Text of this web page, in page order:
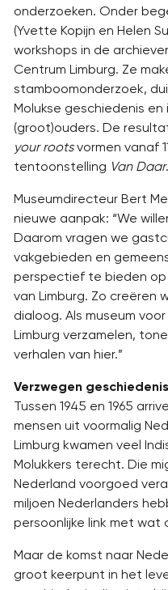
onderzoeken. Onder
(Yvette Kopijn en Helen
workshops in de
Centrum Limburg. Ze
stamboomonderzoek,
Molukse geschiedenis
(groot)ouders. De
your rootsvormen vanaf
tentoonstelling Van Daar.
Museumdirecteur Bert
nieuwe aanpak: “We
Daarom vragen we
vakgebieden en
perspectief te bieden
van Limburg. Zo creëren
dialoog. Als museum
Limburg verzamelen,
verhalen van hier.”
Verzwegen geschiedenis
Tussen 1945 en 1965
mensen uit voormalig
Limburg kwamen veel
Molukkers terecht. Die
Nederland voorgoed
miljoen Nederlanders
persoonlijke link met wat
Maar de komst naar
groot keerpunt in het